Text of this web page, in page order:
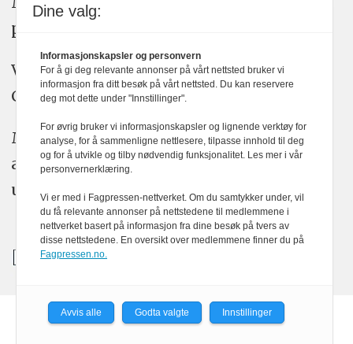
plakatens regler for god presseskikk.
Vi bruker KI-verktøy som ChatGPT,
Claude, og Gemini i journalistikken vår.
Medier24s redaksjon har alltid det fulle
ansvar for publisert innhold, med eller
uten bruk av kunstig intelligens.
Dine valg:
Informasjonskapsler og personvern
For å gi deg relevante annonser på vårt nettsted bruker vi
informasjon fra ditt besøk på vårt nettsted. Du kan reservere
deg mot dette under "Innstillinger".
For øvrig bruker vi informasjonskapsler og lignende verktøy for
analyse, for å sammenligne nettlesere, tilpasse innhold til deg
og for å utvikle og tilby nødvendig funksjonalitet. Les mer i vår
personvernerklæring.
Vi er med i Fagpressen-nettverket. Om du samtykker under, vil
du få relevante annonser på nettstedene til medlemmene i
nettverket basert på informasjon fra dine besøk på tvers av
disse nettstedene. En oversikt over medlemmene finner du på
Fagpressen.no.
Avvis alle Godta valgte Innstillinger